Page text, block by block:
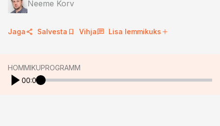
Neeme Korv
Jaga Salvesta Vihja Lisa lemmikuks
HOMMIKUPROGRAMM
00:00